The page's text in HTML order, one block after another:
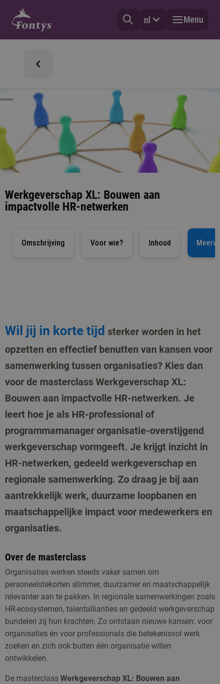
nl Menu
Werkgeverschap XL: Bouwen aan
impactvolle HR-netwerken
Omschrijving Voor wie? Inhoud
Wil jij in korte tijd sterker worden in het
opzetten en effectief benutten van kansen voor
samenwerking tussen organisaties? Kies dan
voor de masterclass Werkgeverschap XL:
Bouwen aan impactvolle HR-netwerken. Je
leert hoe je als HR-professional of
programmamanager organisatie-overstijgend
werkgeverschap vormgeeft. Je krijgt inzicht in
HR-netwerken, gedeeld werkgeverschap en
regionale samenwerking. Zo draag je bij aan
aantrekkelijk werk, duurzame loopbanen en
maatschappelijke impact voor medewerkers en
organisaties.
Over de masterclass
Organisaties werken steeds vaker samen om
personeelstekorten slimmer, duurzamer en maatschappelijk
relevanter aan te pakken. In regionale samenwerkingen zoals
HR-ecosystemen, talentallianties en gedeeld werkgeverschap
bundelen zij hun krachten. Zo ontstaan nieuwe kansen: voor
organisaties én voor professionals die betekenisvol werk
zoeken en zich ook buiten één organisatie willen
ontwikkelen.
De masterclass Werkgeverschap XL: Bouwen aan